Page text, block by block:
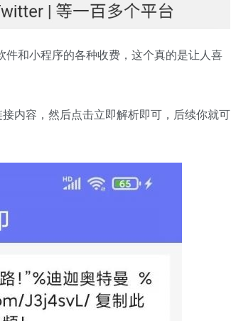
件和小程序的各种收费，这个真的是让人喜
内容，然后点击立即解析即可，后续你就可